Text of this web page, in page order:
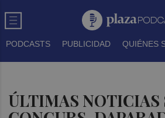
PODCASTS PUBLICIDAD QUIÉNES
ÚLTIMAS NOTICIAS